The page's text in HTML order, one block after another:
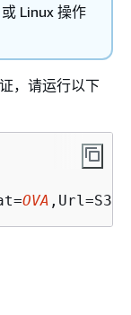
Linux 操作
，请运行以下
OVA